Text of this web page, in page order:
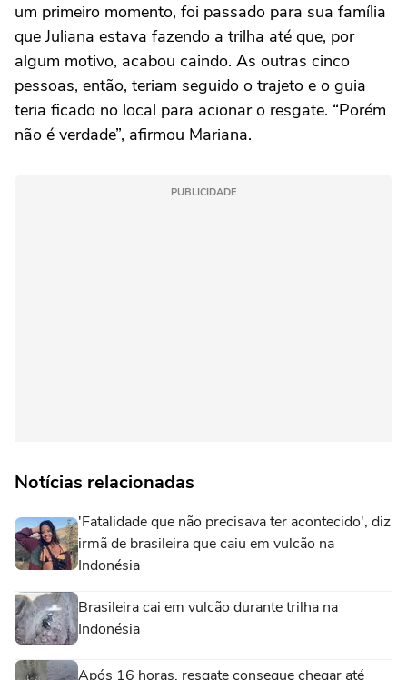
um primeiro momento, foi passado para sua família
que Juliana estava fazendo a trilha até que, por
algum motivo, acabou caindo. As outras cinco
pessoas, então, teriam seguido o trajeto e o guia
teria ficado no local para acionar o resgate. “Porém
não é verdade”, afirmou Mariana.
PUBLICIDADE
Notícias relacionadas
'Fatalidade que não precisava ter acontecido', diz
irmã de brasileira que caiu em vulcão na
Indonésia
Brasileira cai em vulcão durante trilha na
Indonésia
Após 16 horas, resgate consegue chegar até